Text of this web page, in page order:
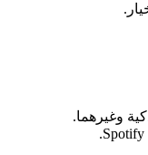
وغيرهما.